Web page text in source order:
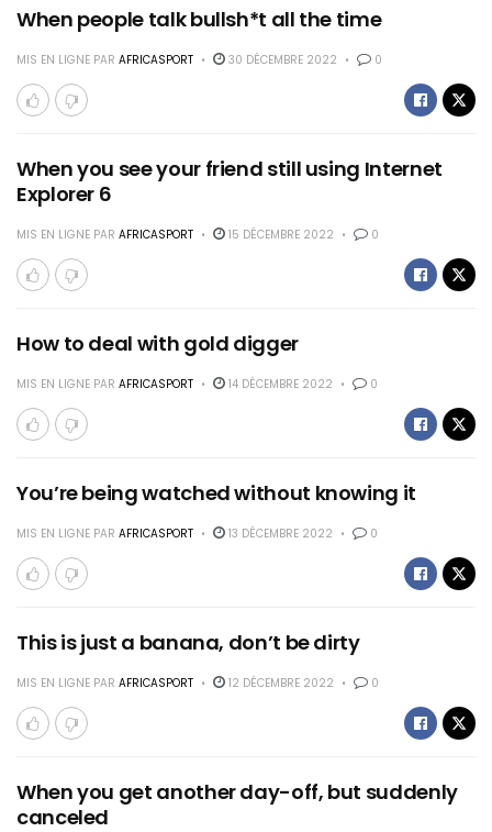
When people talk bullsh*t all the time
MIS EN LIGNE PAR AFRICASPORT 30 DÉCEMBRE 2022 0
When you see your friend still using Internet
Explorer 6
MIS EN LIGNE PAR AFRICASPORT 15 DÉCEMBRE 2022 0
How to deal with gold digger
MIS EN LIGNE PAR AFRICASPORT 14 DÉCEMBRE 2022 0
You’re being watched without knowing it
MIS EN LIGNE PAR AFRICASPORT 13 DÉCEMBRE 2022 0
This is just a banana, don’t be dirty
MIS EN LIGNE PAR AFRICASPORT 12 DÉCEMBRE 2022 0
When you get another day-off, but suddenly
canceled